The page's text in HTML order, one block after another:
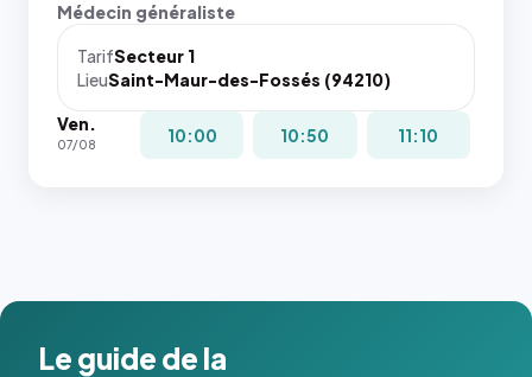
Médecin généraliste
TarifSecteur 1
LieuSaint-Maur-des-Fossés (94210)
Ven.
07/08 10:00 10:50 11:10
Le guide de la